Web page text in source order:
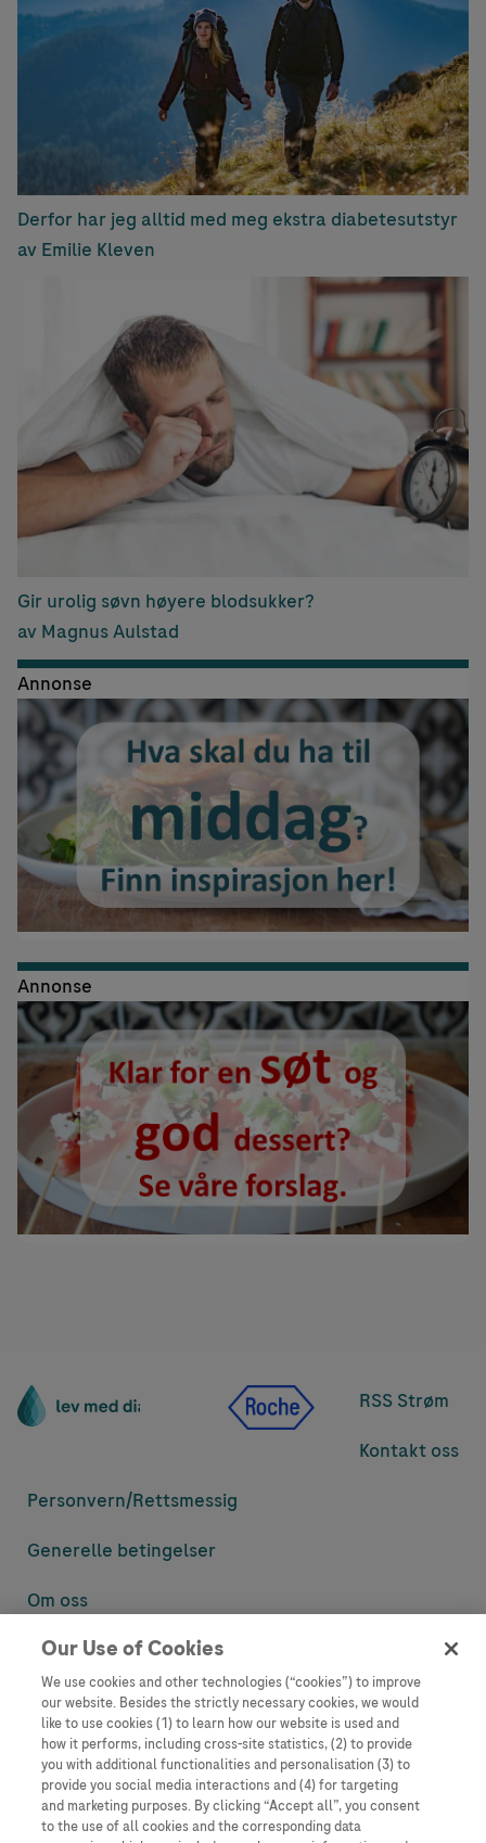
Derfor har jeg alltid med meg ekstra diabetesutstyr
av Emilie Kleven
Gir urolig søvn høyere blodsukker?
av Magnus Aulstad
Annonse
Annonse
RSS Strøm
Kontakt oss
Personvern/Rettsmessig
Generelle betingelser
Om oss
Denne nettsiden inneholder informasjon som er målsatt til en stor
informasjon som ellers ikke er tilgjengelig eller gyldig i ditt land.
Vennligst vær oppmerksom på at vi ikke tar noe ansvar for tilgang til
informasjon som muligens ikke er i samsvar med noen gyldig juridisk
prosess, regulering, registrering eller bruk i bostedslandet ditt.
Roche har ikke alltid mulighet til å kvalitetssikre andres innlegg, men
vil fjerne villedende eller upassende innlegg så langt det lar seg gjøre.
Vi har ikke ansvar for innhold på eksterne nettsider som det lenkes til.
Our Use of Cookies
We use cookies and other technologies (“cookies”) to improve
our website. Besides the strictly necessary cookies, we would
like to use cookies (1) to learn how our website is used and
how it performs, including cross-site statistics, (2) to provide
you with additional functionalities and personalisation (3) to
provide you social media interactions and (4) for targeting
and marketing purposes. By clicking “Accept all”, you consent
to the use of all cookies and the corresponding data